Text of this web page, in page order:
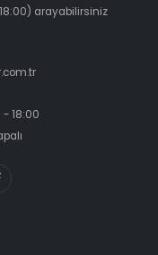
arayabilirsiniz
18:00